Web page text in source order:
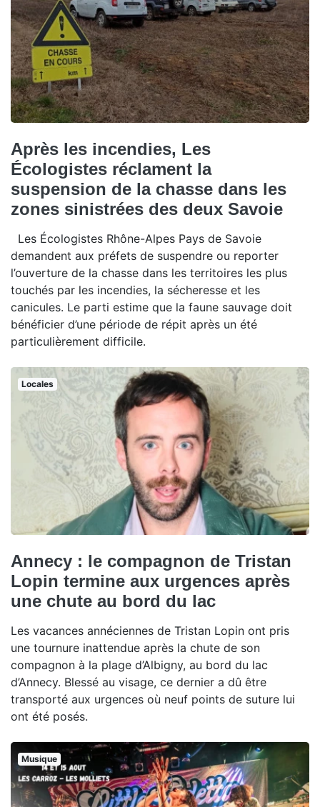
Après les incendies, Les
Écologistes réclament la
suspension de la chasse dans les
zones sinistrées des deux Savoie
Les Écologistes Rhône-Alpes Pays de Savoie
demandent aux préfets de suspendre ou reporter
l’ouverture de la chasse dans les territoires les plus
touchés par les incendies, la sécheresse et les
canicules. Le parti estime que la faune sauvage doit
bénéficier d’une période de répit après un été
particulièrement difficile.
Locales
Annecy : le compagnon de Tristan
Lopin termine aux urgences après
une chute au bord du lac
Les vacances annéciennes de Tristan Lopin ont pris
une tournure inattendue après la chute de son
compagnon à la plage d’Albigny, au bord du lac
d’Annecy. Blessé au visage, ce dernier a dû être
transporté aux urgences où neuf points de suture lui
ont été posés.
Musique